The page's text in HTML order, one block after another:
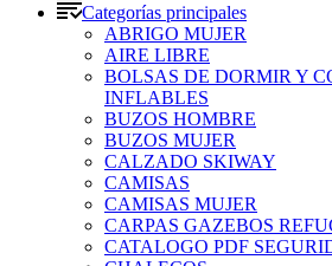
Categorías principales
ABRIGO MUJER
AIRE LIBRE
BOLSAS DE DORMIR Y
INFLABLES
BUZOS HOMBRE
BUZOS MUJER
CALZADO SKIWAY
CAMISAS
CAMISAS MUJER
CARPAS GAZEBOS
CATALOGO PDF